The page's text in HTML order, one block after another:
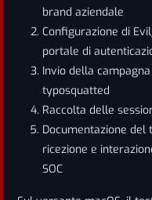
brand aziendale
Configurazione di
portale di
Invio della
typosquatted
Raccolta delle
Documentazione del
ricezione e
SOC